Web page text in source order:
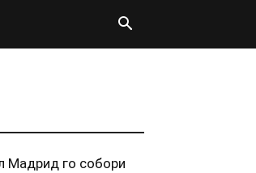
Мадрид го собори